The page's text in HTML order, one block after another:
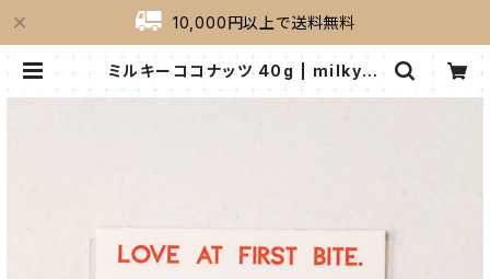
10,000円以上で送料無料
ミルキーココナッツ 40g | milkygr